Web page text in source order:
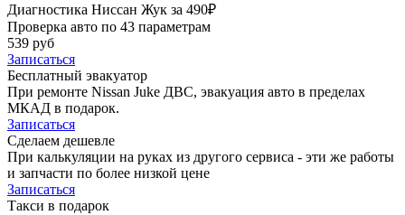
Диагностика Ниссан Жук за 490₽
Проверка авто по 43 параметрам
539 руб
Записаться
Бесплатный эвакуатор
При ремонте Nissan Juke ДВС, эвакуация авто в пределах
МКАД в подарок.
Записаться
Сделаем дешевле
При калькуляции на руках из другого сервиса - эти же работы
и запчасти по более низкой цене
Записаться
Такси в подарок